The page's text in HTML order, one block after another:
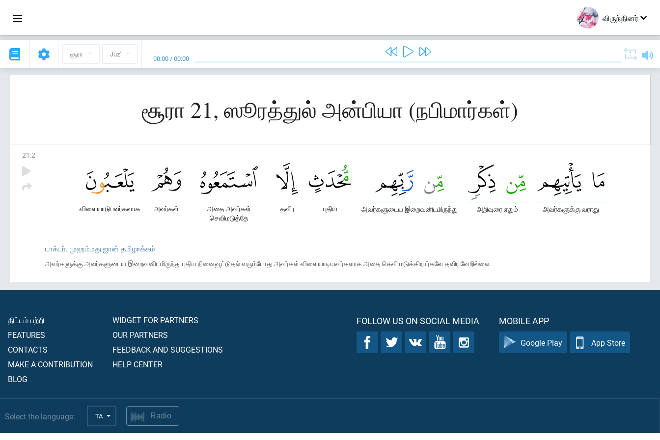
விருந்தினர்
சூரா Juz' 00:00 /00:00
சூரா 21, ஸூரத்துல் அன்பியா (நபிமார்கள்)
21 :2
அவர்களுக்கு வராது
அறிவுரை ஏதும்
அவர்களுடைய இறைவனிடமிருந்து
புதிய
தவிர
அதை அவர்கள்
செவிமடுத்தே
அவர்கள்
விளையாடுபவர்களாக
டாக்டர். முஹம்மது ஜான் தமிழாக்கம்
அவர்களுக்கு அவர்களுடைய இறைவனிடமிருந்து புதிய நினைவூட்டுதல் வரும்போது அவர்கள் விளையாடியவர்களாக அதை செவி மடுக்கிறார்களே தவிர வேறில்லை.
திட்டம் பற்றி
FEATURES
CONTACTS
MAKE A CONTRIBUTION
BLOG
WIDGET FOR PARTNERS
OUR PARTNERS
FEEDBACK AND SUGGESTIONS
HELP CENTER
FOLLOW US ON SOCIAL MEDIA MOBILE APP
Google Play App Store
Select the language: TA Radio